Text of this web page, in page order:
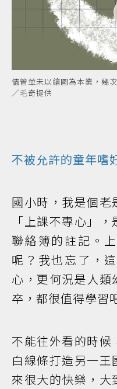
儘管並未以繪圖為本業，幾
／毛奇提供
不被允許的童年嗜
國小時，我是個老
「上課不專心」
聯絡簿的註記。
呢？我也忘了，
心，更何況是人類
卒，都很值得學習
不能往外看的時候
白線條打造另一
來很大的快樂，大